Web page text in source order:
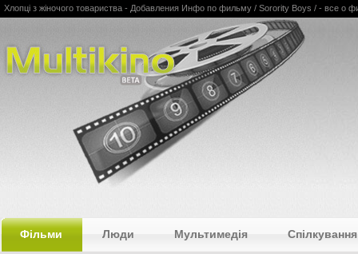
Multikino
Хлопці з жіночого товариства - Добавления Инфо по фильму / Sorority Boys / - все о
Фільми Люди Мультимедія Спілкування